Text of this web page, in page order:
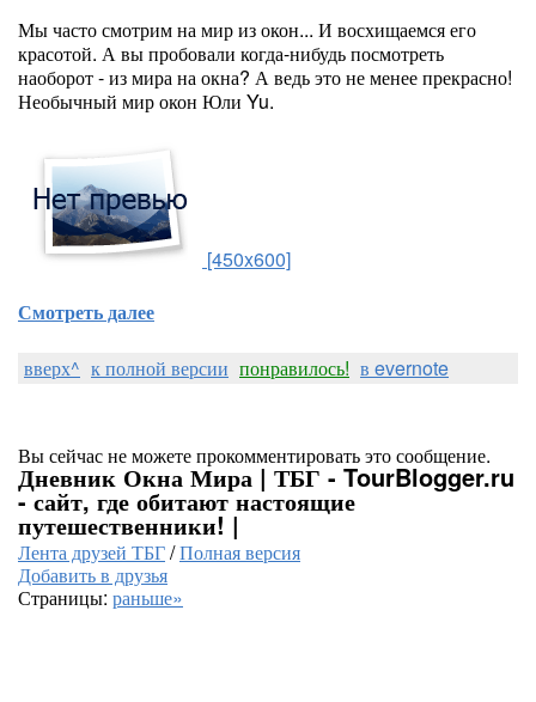
Мы часто смотрим на мир из окон... И восхищаемся его
красотой. А вы пробовали когда-нибудь посмотреть
наоборот - из мира на окна? А ведь это не менее прекрасно!
Необычный мир окон Юли Yu.
[450x600]
Смотреть далее
вверх^ к полной версии понравилось! в evernote
Вы сейчас не можете прокомментировать это сообщение.
Дневник Окна Мира | ТБГ - TourBlogger.ru
- сайт, где обитают настоящие
путешественники! |
Лента друзей ТБГ/Полная версия
Добавить в друзья
Страницы: раньше»